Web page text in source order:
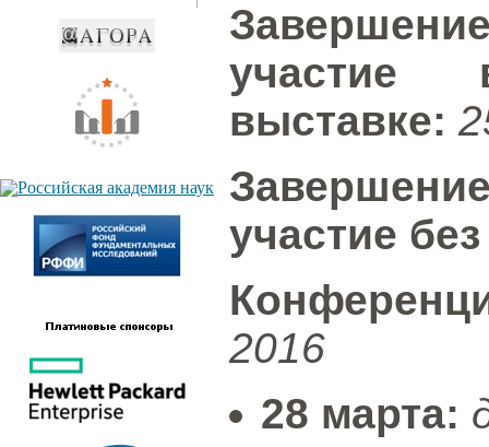
участие
выставке:
участие
2016
28 марта: